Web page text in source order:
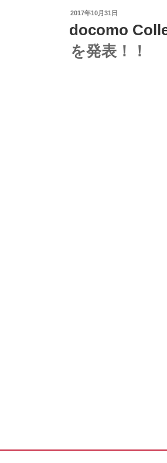
投
日:
2017年10月31日
docomo
を発表！！